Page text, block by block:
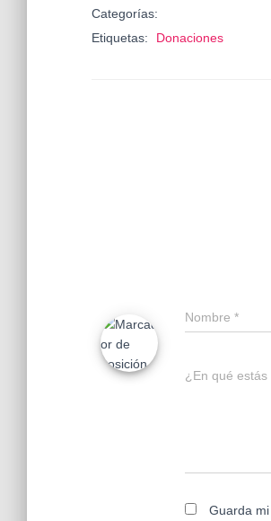
Categorías:
Etiquetas:
Donaciones
Nombre *
¿En qué estás
Guarda